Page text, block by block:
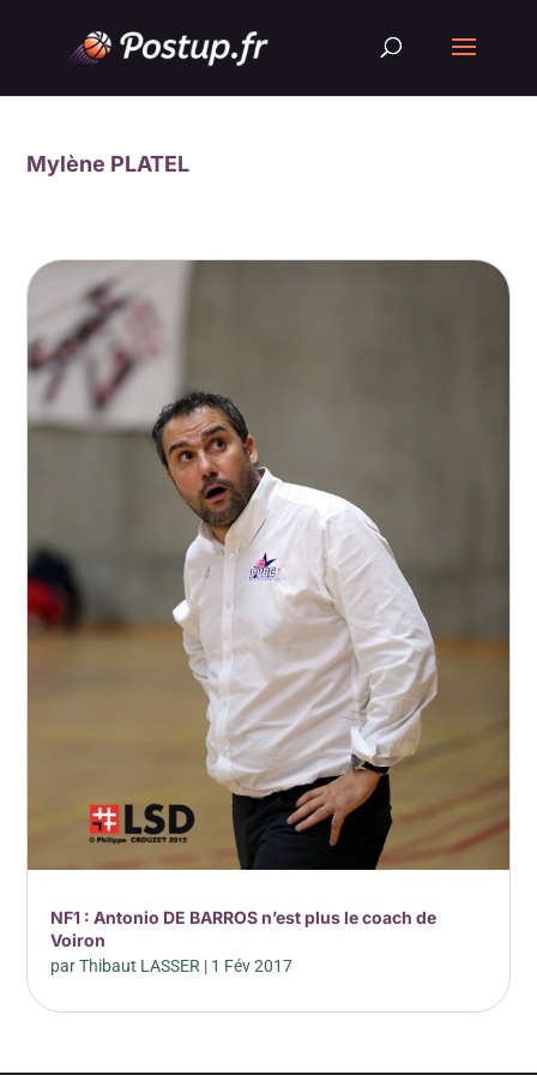
Mylène PLATEL
NF1 : Antonio DE BARROS n’est plus le coach de
Voiron
parThibaut LASSER | 1 Fév 2017